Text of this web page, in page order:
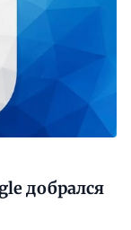
добрался